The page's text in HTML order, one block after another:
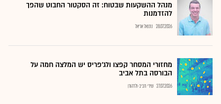
מנהל ההשקעות שבטוח: זה הסקטור החבוט שהפך
להזדמנות
28.07.2026 נתנאל אריאל
מחזורי המסחר קפצו ולג'פריס יש המלצה חמה על
הבורסה בתל אביב
27.07.2026 שירי חביב-ולדהורן